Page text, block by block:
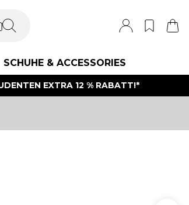
SCHUHE & ACCESSORIES
EXTRA 12 % RABATT!*